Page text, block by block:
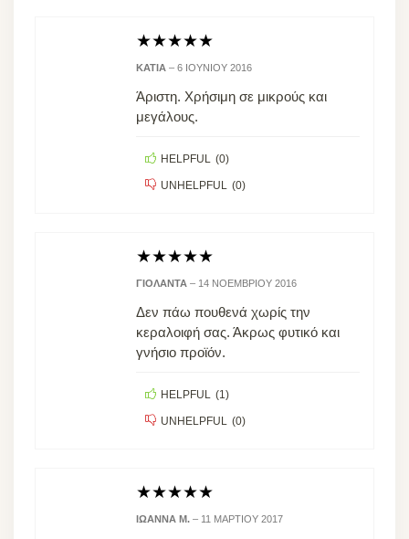
★★★★★
ΚΆΤΙΑ – 6 ΙΟΥΝΊΟΥ 2016
Άριστη. Χρήσιμη σε μικρούς και
μεγάλους.
HELPFUL (0)
UNHELPFUL (0)
★★★★★
ΓΙΟΛΆΝΤΑ – 14 ΝΟΕΜΒΡΊΟΥ 2016
Δεν πάω πουθενά χωρίς την
κεραλοιφή σας. Άκρως φυτικό και
γνήσιο προϊόν.
HELPFUL (1)
UNHELPFUL (0)
★★★★★
ΙΩΆΝΝΑ Μ. – 11 ΜΑΡΤΊΟΥ 2017